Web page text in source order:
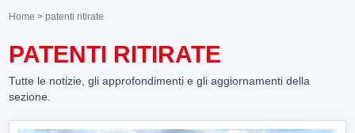
Home > patenti ritirate
PATENTI RITIRATE
Tutte le notizie, gli approfondimenti e gli aggiornamenti della
sezione.